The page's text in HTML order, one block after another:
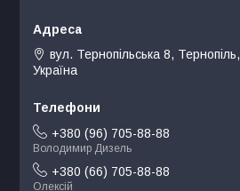
вул. Тернопільська 8, Тернопіль,
Україна
+380 (96) 705-88-88
Володимир Дизель
+380 (66) 705-88-88
Олексій